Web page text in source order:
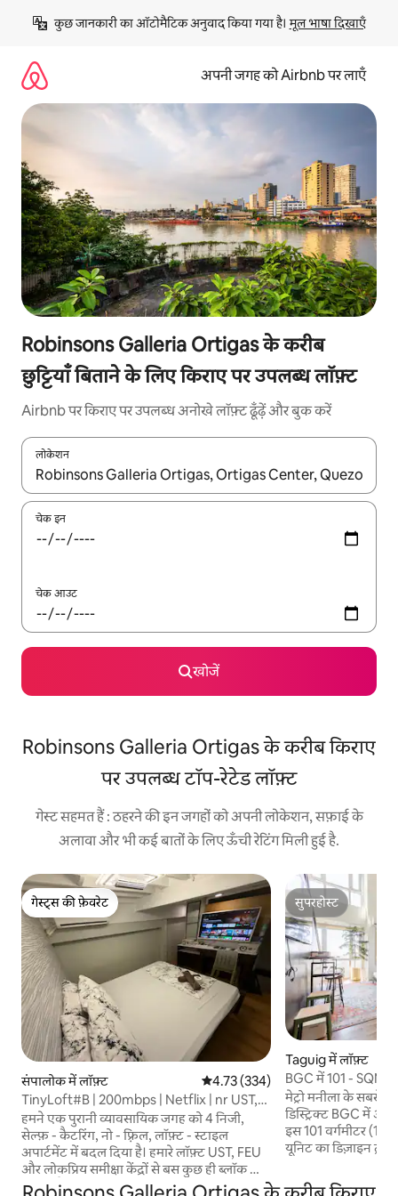
छोड़कर
कॉन्टेंट
कुछ जानकारी का ऑटोमैटिक अनुवाद किया गया है। मूल भाषा दिखाएँ
अपनी जगह को Airbnb पर लाएँ
Robinsons Galleria Ortigas के करीब
छुट्टियाँ बिताने के लिए किराए पर उपलब्ध लॉफ़्ट
Airbnb पर किराए पर उपलब्ध अनोखे लॉफ़्ट ढूँढ़ें और बुक करें
लोकेशन
नतीजों के उपलब्ध होने पर, अप और डाउन 'ऐरो की' का इस्तेमाल करके नेविगेट
चेक इन
चेक आउट
खोजें
Robinsons Galleria Ortigas के करीब किराए
पर उपलब्ध टॉप-रेटेड लॉफ़्ट
गेस्ट सहमत हैं : ठहरने की इन जगहों को अपनी लोकेशन, सफ़ाई के
अलावा और भी कई बातों के लिए ऊँची रेटिंग मिली हुई है.
गेस्ट्स की फ़ेवरेट
गेस्ट्स की फ़ेवरेट
संपालोक में लॉफ़्ट औसत रेटिंग 5 में से 4.73, 334 समीक्षाएँ
4.73 (334)
TinyLoft#B | 200mbps | Netflix | nr UST,
FIRE, PRC
हमने एक पुरानी व्यावसायिक जगह को 4 निजी,
सेल्फ़ - कैटरिंग, नो - फ़्रिल, लॉफ़्ट - स्टाइल
अपार्टमेंट में बदल दिया है। हमारे लॉफ़्ट UST, FEU
और लोकप्रिय समीक्षा केंद्रों से बस कुछ ही ब्लॉक की
दूरी पर हैं। UST के P. Noval Gate से/बस 3 मिनट
सुपरहोस्ट
सुपरहोस्ट
Taguig में लॉफ़्ट
BGC में 101 - SQM
का ऐक्सेस
मेट्रो मनीला के सबसे
डिस्ट्रिक्ट BGC में आपका
इस 101 वर्गमीटर
यूनिट का डिज़ाइन
नज़ारा दिखता है।